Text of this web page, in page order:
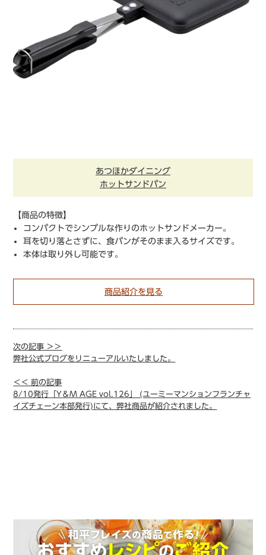
あつほかダイニング
ホットサンドパン
【商品の特徴】
コンパクトでシンプルな作りのホットサンドメーカー。
耳を切り落とさずに、食パンがそのまま入るサイズです。
本体は取り外し可能です。
商品紹介を見る
次の記事 ＞＞
弊社公式ブログをリニューアルいたしました。
＜＜ 前の記事
8/10発行「Y＆M AGE vol.126」 (ユーミーマンションフランチャ
イズチェーン本部発行)にて、弊社商品が紹介されました。